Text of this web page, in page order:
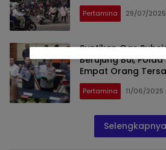
Pertamina 29/07/2025
Suntikan Gas
Berujung Bui,
Empat Orang
Pertamina 11/06/2025
Selengkapnya